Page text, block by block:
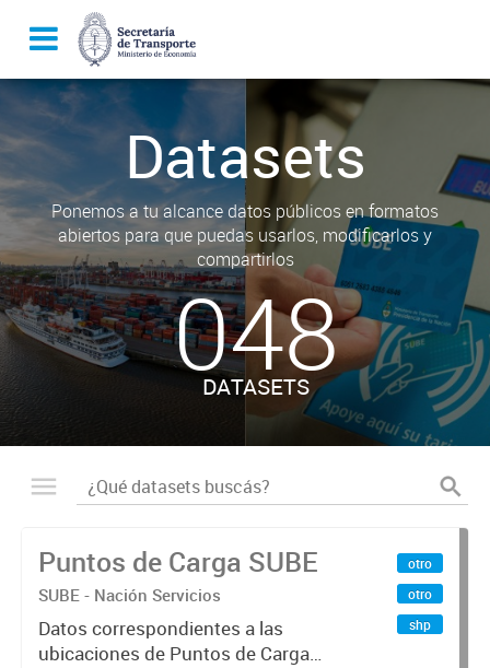
Datasets
Ponemos a tu alcance datos públicos en formatos
abiertos para que puedas usarlos, modificarlos y
compartirlos
048
DATASETS
Puntos de Carga SUBE
SUBE - Nación Servicios
Datos correspondientes a las
ubicaciones de Puntos de Carga
otro
otro
shp